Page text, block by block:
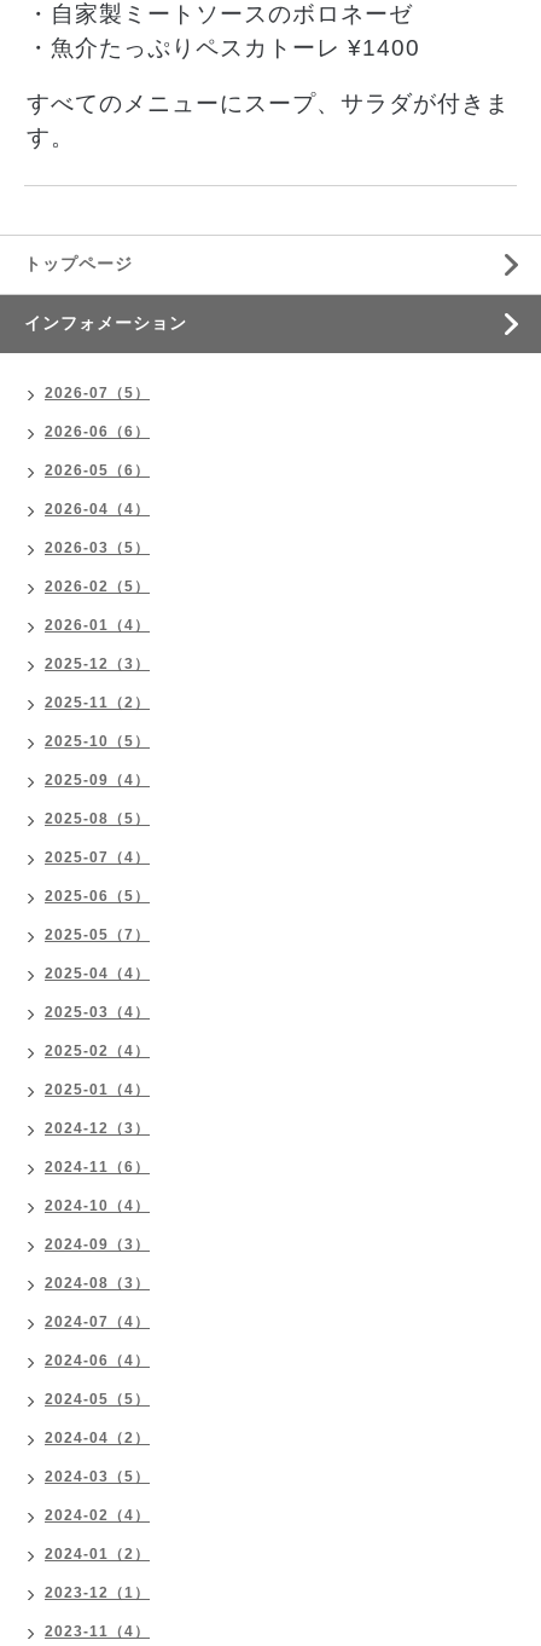
・自家製ミートソースのボロネーゼ
・魚介たっぷりペスカトーレ ¥1400
すべてのメニューにスープ、サラダが付きま
す。
トップページ
インフォメーション
2026-07（5）
2026-06（6）
2026-05（6）
2026-04（4）
2026-03（5）
2026-02（5）
2026-01（4）
2025-12（3）
2025-11（2）
2025-10（5）
2025-09（4）
2025-08（5）
2025-07（4）
2025-06（5）
2025-05（7）
2025-04（4）
2025-03（4）
2025-02（4）
2025-01（4）
2024-12（3）
2024-11（6）
2024-10（4）
2024-09（3）
2024-08（3）
2024-07（4）
2024-06（4）
2024-05（5）
2024-04（2）
2024-03（5）
2024-02（4）
2024-01（2）
2023-12（1）
2023-11（4）